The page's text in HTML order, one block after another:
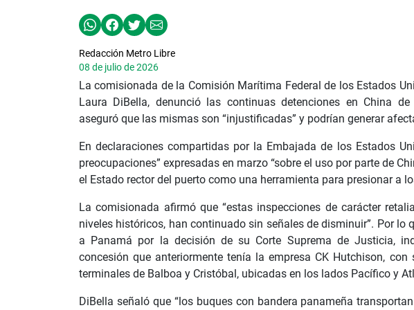
Redacción Metro Libre
08 de julio de 2026
La comisionada de la Comisión Marítima Federal de los Estados
Laura DiBella, denunció las continuas detenciones en China
aseguró que las mismas son “injustificadas” y podrían generar
En declaraciones compartidas por la Embajada de los Estados
preocupaciones” expresadas en marzo “sobre el uso por parte de
el Estado rector del puerto como una herramienta para presionar a
La comisionada afirmó que “estas inspecciones de carácter
niveles históricos, han continuado sin señales de disminuir”. Por lo
a Panamá por la decisión de su Corte Suprema de Justicia,
concesión que anteriormente tenía la empresa CK Hutchison,
terminales de Balboa y Cristóbal, ubicadas en los lados Pacífico y
DiBella señaló que “los buques con bandera panameña